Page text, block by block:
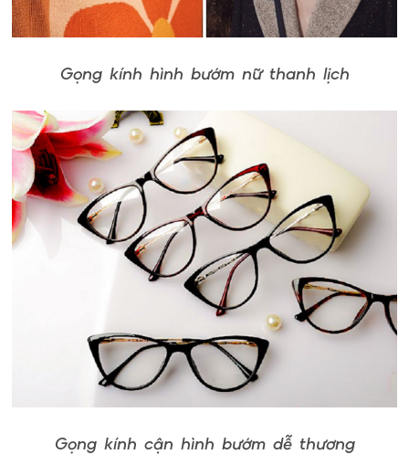
Gọng kính hình bướm nữ thanh lịch
Gọng kính cận hình bướm dễ thương